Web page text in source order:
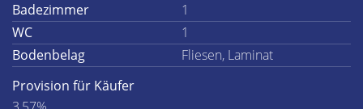
Badezimmer
1
WC
1
Bodenbelag
Fliesen, Laminat
Provision für Käufer